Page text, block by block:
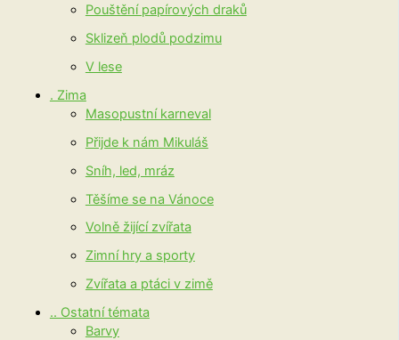
Pouštění papírových draků
Sklizeň plodů podzimu
V lese
. Zima
Masopustní karneval
Přijde k nám Mikuláš
Sníh, led, mráz
Těšíme se na Vánoce
Volně žijící zvířata
Zimní hry a sporty
Zvířata a ptáci v zimě
.. Ostatní témata
Barvy